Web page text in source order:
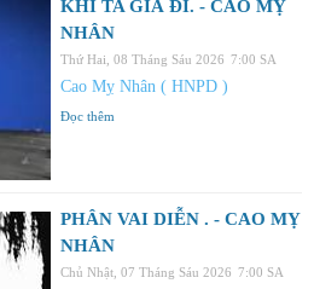
KHI TA GIÀ ĐI. - CAO MỴ
NHÂN
Thứ Hai, 08 Tháng Sáu 2026 7:00 SA
Cao Mỵ Nhân ( HNPD )
Đọc thêm
PHÂN VAI DIỄN . - CAO MỴ
NHÂN
Chủ Nhật, 07 Tháng Sáu 2026 7:00 SA